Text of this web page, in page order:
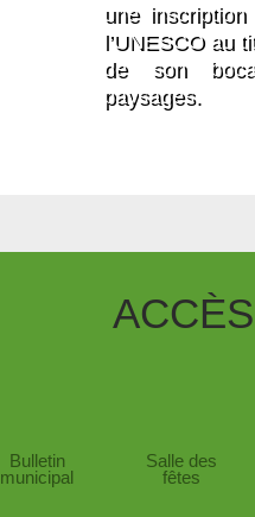
une
l’UNESCO au
de son
paysages.
ACCÈS
Bulletin
municipal
Salle des
fêtes